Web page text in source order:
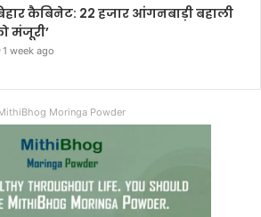
कैबिनेट: 22 हजार आंगनबाड़ी बहाली
मंजूरी’
1 week ago
Moringa Powder